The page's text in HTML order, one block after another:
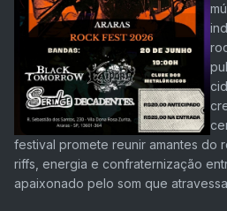
festival promete reunir amantes do
riffs, energia e confraternização
apaixonado pelo som que